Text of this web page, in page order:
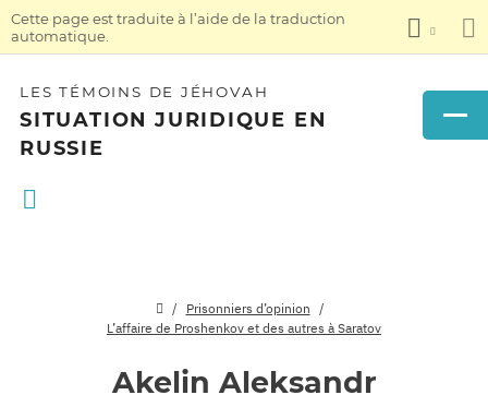
Cette page est traduite à l’aide de la traduction
automatique.
LES TÉMOINS DE JÉHOVAH
SITUATION JURIDIQUE EN
RUSSIE
Prisonniers d’opinion
L’affaire de Proshenkov et des autres à Saratov
Akelin Aleksandr